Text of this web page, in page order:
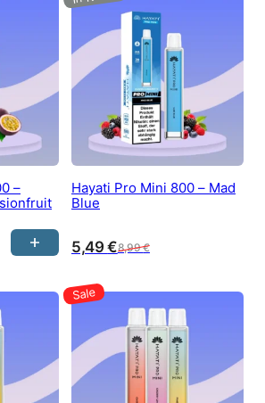
–
Hayati Pro Mini 800 – Mad
Blue
8,99€
5,49€